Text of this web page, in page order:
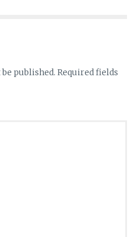
published. Required fields